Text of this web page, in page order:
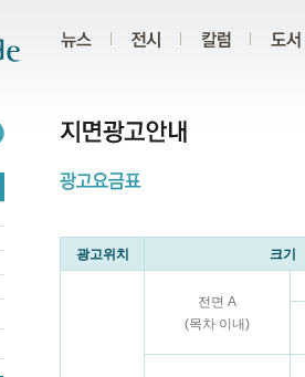
광고위치 크기
전면 A
(목차 이내)